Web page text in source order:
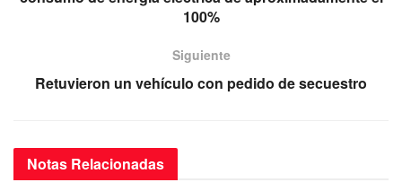
o p
100%
Siguiente
Retuvieron un vehículo con pedido de secuestro
Notas Relacionadas